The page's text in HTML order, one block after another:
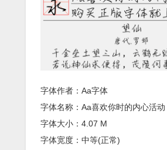
字体作者：Aa字体
字体名称：Aa喜欢你时的内心活动
字体大小：4.07 M
字体宽度：中等(正常)